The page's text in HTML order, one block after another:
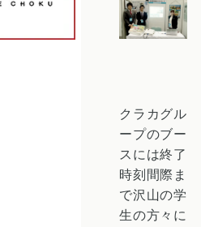
クラカグル
ープのブー
スには終了
時刻間際ま
で沢山の学
生の方々に